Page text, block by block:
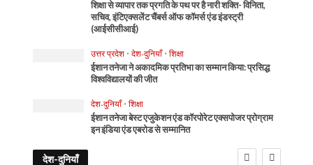
शिक्षा से व्यापार तक प्रगति के पथ पर है नारी शक्ति- विनिता,
सचिव, इंटिएक्सलेंट चैंबर्स ऑफ कॉमर्स एंड इंडस्ट्री
(आईसीसीआई)
उत्तर प्रदेश • देश-दुनियाँ • शिक्षा
ईशान तनेजा ने अकादमिक प्रतिभा का सम्मान किया: प्रसिद्ध
विश्वविद्यालयों की जीत
देश-दुनियाँ • शिक्षा
ईशान तनेजा बेस्ट एजुकेशन एंड कॉरपोरेट एक्सपोजर प्रोग्राम
इन इंडिया एंड एबरोड से सम्मानित
देश-दुनियाँ